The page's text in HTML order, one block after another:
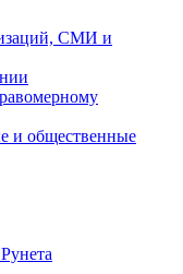
СМИ и
и общественные